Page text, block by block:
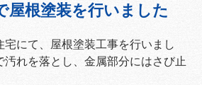
屋根塗装を行いました
にて、屋根塗装工事を行いまし
汚れを落とし、金属部分にはさび止